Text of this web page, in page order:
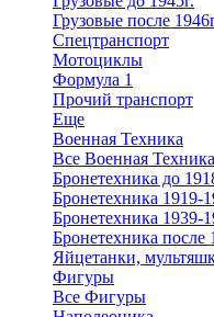
Грузовые после
Спецтранспорт
Мотоциклы
Формула 1
Прочий транспорт
Еще
Военная Техника
Все Военная Техника
Бронетехника до
Бронетехника 1919-
Бронетехника 1939-
Бронетехника после
Яйцетанки,
Фигуры
Все Фигуры